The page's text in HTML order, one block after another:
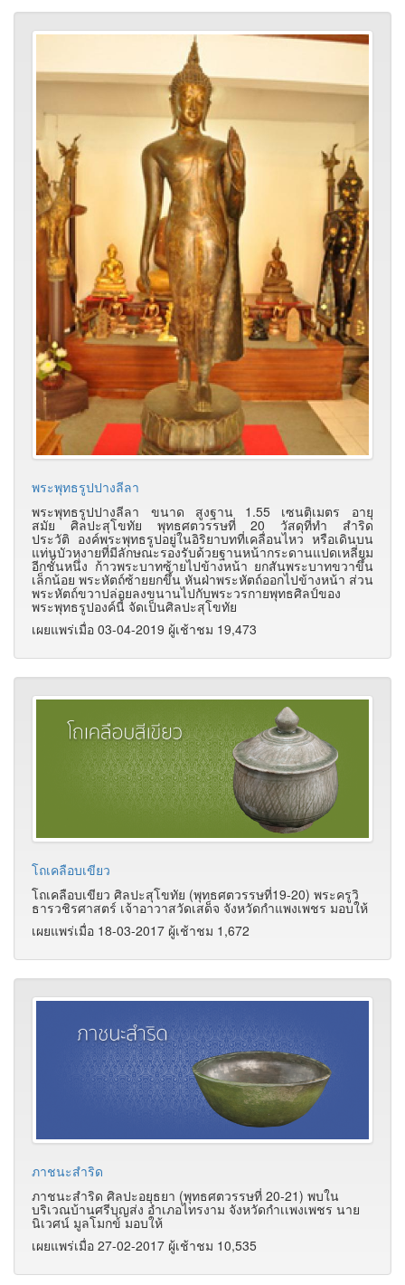
พระพุทธรูปปางลีลา
พระพุทธรูปปางลีลา ขนาด สูงฐาน 1.55 เซนติเมตร อายุ
สมัย ศิลปะสุโขทัย พุทธศตวรรษที่ 20 วัสดุที่ทำ สำริด
ประวัติ องค์พระพุทธรูปอยู่ในอิริยาบทที่เคลื่อนไหว หรือเดินบน
แท่นบัวหงายที่มีลักษณะรองรับด้วยฐานหน้ากระดานแปดเหลี่ยม
อีกชั้นหนึ่ง ก้าวพระบาทซ้ายไปข้างหน้า ยกสันพระบาทขวาขึ้น
เล็กน้อย พระหัตถ์ซ้ายยกขึ้น หันฝ่าพระหัตถ์ออกไปข้างหน้า ส่วน
พระหัตถ์ขวาปล่อยลงขนานไปกับพระวรกายพุทธศิลป์ของ
พระพุทธรูปองค์นี้ จัดเป็นศิลปะสุโขทัย
เผยแพร่เมื่อ 03-04-2019 ผู้เช้าชม 19,473
โถเคลือบเขียว
โถเคลือบเขียว ศิลปะสุโขทัย (พุทธศตวรรษที่19-20) พระครูวิ
ธารวชิรศาสตร์ เจ้าอาวาสวัดเสด็จ จังหวัดกำแพงเพชร มอบให้
เผยแพร่เมื่อ 18-03-2017 ผู้เช้าชม 1,672
ภาชนะสำริด
ภาชนะสำริด ศิลปะอยุธยา (พุทธศตวรรษที่ 20-21) พบใน
บริเวณบ้านศรีบุญส่ง อำเภอไทรงาม จังหวัดกำเเพงเพชร นาย
นิเวศน์ มูลโมกข์ มอบให้
เผยแพร่เมื่อ 27-02-2017 ผู้เช้าชม 10,535